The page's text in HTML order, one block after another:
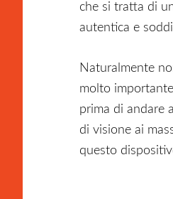
che si tratta di
autentica e
Naturalmente
molto
prima di andare
di visione ai
questo